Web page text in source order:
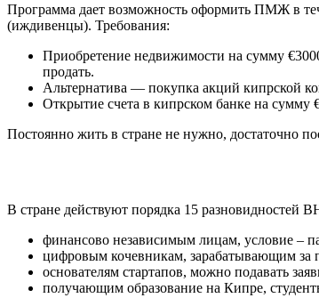
Программа дает возможность оформить ПМЖ в
(иждивенцы). Требования:
Приобретение недвижимости на сумму
продать.
Альтернатива — покупка акций кипрской
Открытие счета в кипрском банке на сумму
Постоянно жить в стране не нужно, достаточно
В стране действуют порядка 15 разновидностей
финансово независимым лицам, условие –
цифровым кочевникам, зарабатывающим за
основателям стартапов, можно подавать
получающим образование на Кипре,